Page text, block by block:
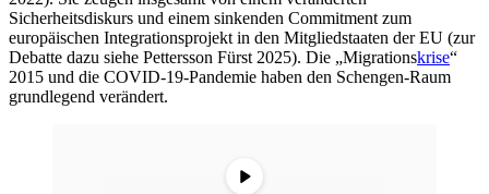
Sicherheitsdiskurs und einem sinkenden Commitment zum
europäischen Integrationsprojekt in den Mitgliedstaaten der EU (zur
Debatte dazu siehe Pettersson Fürst 2025). Die „Migrationskrise“
2015 und die COVID-19-Pandemie haben den Schengen-Raum
grundlegend verändert.